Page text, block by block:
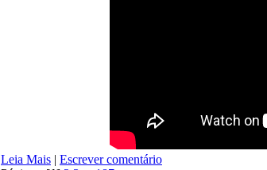
Leia Mais | Escrever comentário